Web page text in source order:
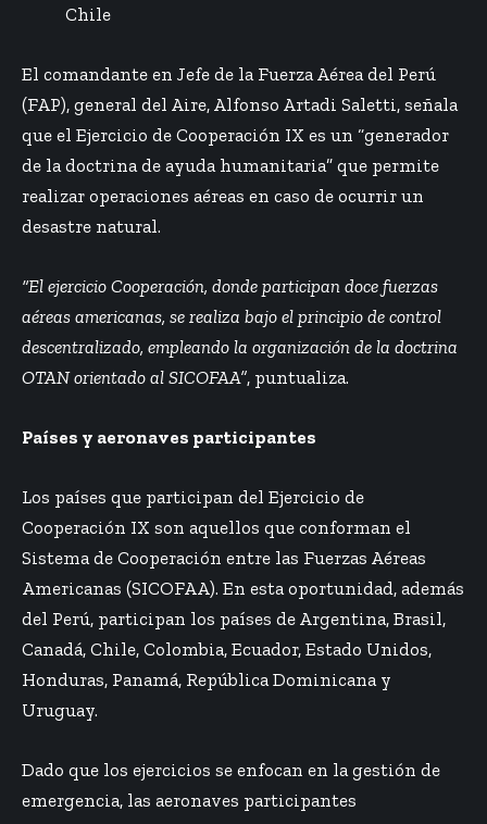
Chile
El comandante en Jefe de la Fuerza Aérea del Perú
(FAP), general del Aire, Alfonso Artadi Saletti, señala
que el Ejercicio de Cooperación IX es un “generador
de la doctrina de ayuda humanitaria” que permite
realizar operaciones aéreas en caso de ocurrir un
desastre natural.
“El ejercicio Cooperación, donde participan doce fuerzas
aéreas americanas, se realiza bajo el principio de control
descentralizado, empleando la organización de la doctrina
OTAN orientado al SICOFAA”, puntualiza.
Países y aeronaves participantes
Los países que participan del Ejercicio de
Cooperación IX son aquellos que conforman el
Sistema de Cooperación entre las Fuerzas Aéreas
Americanas (SICOFAA). En esta oportunidad, además
del Perú, participan los países de Argentina, Brasil,
Canadá, Chile, Colombia, Ecuador, Estado Unidos,
Honduras, Panamá, República Dominicana y
Uruguay.
Dado que los ejercicios se enfocan en la gestión de
emergencia, las aeronaves participantes